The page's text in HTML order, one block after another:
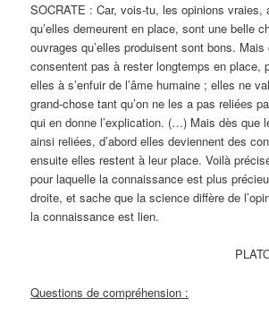
SOCRATE : Car, vois-tu, les opinions vraies,
qu’elles demeurent en place, sont une belle
ouvrages qu’elles produisent sont bons.
consentent pas à rester longtemps en place,
elles à s’enfuir de l’âme humaine ; elles ne
grand-chose tant qu’on ne les a pas reliées
qui en donne l’explication. (…) Mais dès que
ainsi reliées, d’abord elles deviennent des
ensuite elles restent à leur place. Voilà
pour laquelle la connaissance est plus
droite, et sache que la science diffère de
la connaissance est lien.
Questions de compréhension :